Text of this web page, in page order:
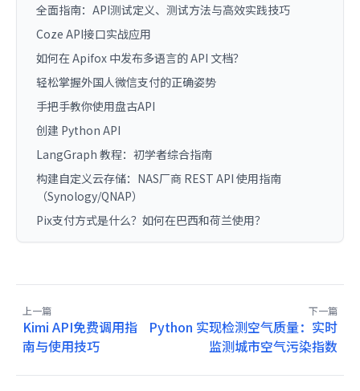
全面指南：API测试定义、测试方法与高效实践技巧
Coze API接口实战应用
如何在 Apifox 中发布多语言的 API 文档？
轻松掌握外国人微信支付的正确姿势
手把手教你使用盘古API
创建 Python API
LangGraph 教程：初学者综合指南
构建自定义云存储：NAS厂商 REST API 使用指南
（Synology/QNAP）
Pix支付方式是什么？如何在巴西和荷兰使用？
上一篇
Kimi API免费调用指
南与使用技巧
下一篇
Python 实现检测空气质量：实时
监测城市空气污染指数